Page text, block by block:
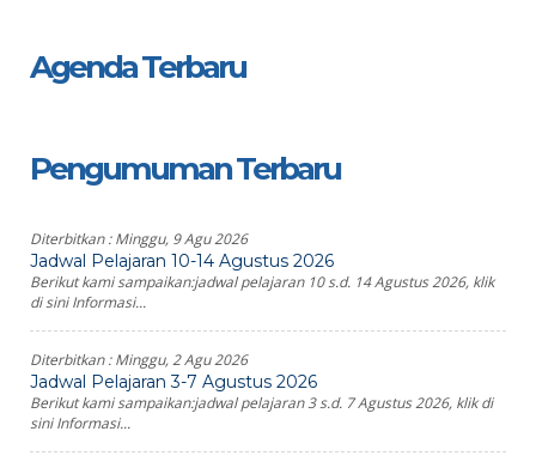
Agenda Terbaru
Pengumuman Terbaru
Diterbitkan :Minggu, 9 Agu 2026
Jadwal Pelajaran 10-14 Agustus 2026
Berikut kami sampaikan:jadwal pelajaran 10 s.d. 14 Agustus 2026, klik
di sini Informasi...
Diterbitkan :Minggu, 2 Agu 2026
Jadwal Pelajaran 3-7 Agustus 2026
Berikut kami sampaikan:jadwal pelajaran 3 s.d. 7 Agustus 2026, klik di
sini Informasi...